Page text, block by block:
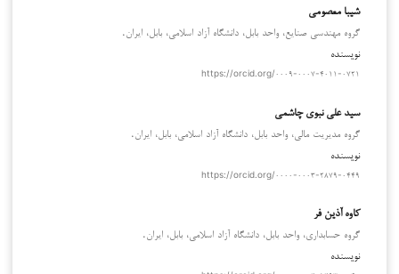
شیبا معصومی
گروه مهندسی صنایع، واحد بابل، دانشگاه آزاد اسلامی، بابل، ایران.
نویسنده
https://orcid.org/۰۰۰۹-۰۰۰۷-۴۰۱۱-۰۷۲۱
سید علی نبوی چاشمی
گروه مدیریت مالی، واحد بابل، دانشگاه آزاد اسلامی، بابل، ایران.
نویسنده
https://orcid.org/۰۰۰۰-۰۰۰۳-۲۸۷۹-۰۴۴۹
کاوه آذین فر
گروه حسابداری، واحد بابل، دانشگاه آزاد اسلامی، بابل، ایران.
نویسنده